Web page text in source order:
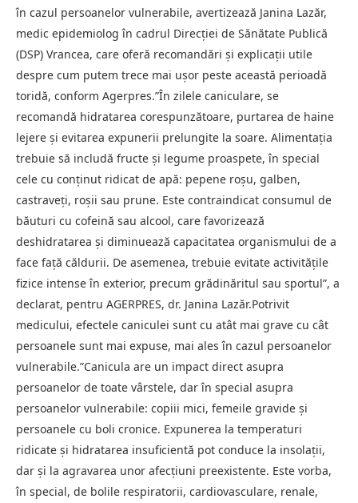
în cazul persoanelor vulnerabile, avertizează Janina Lazăr,
medic epidemiolog în cadrul Direcţiei de Sănătate Publică
(DSP) Vrancea, care oferă recomandări şi explicaţii utile
despre cum putem trece mai uşor peste această perioadă
toridă, conform Agerpres.”În zilele caniculare, se
recomandă hidratarea corespunzătoare, purtarea de haine
lejere şi evitarea expunerii prelungite la soare. Alimentaţia
trebuie să includă fructe şi legume proaspete, în special
cele cu conţinut ridicat de apă: pepene roşu, galben,
castraveţi, roşii sau prune. Este contraindicat consumul de
băuturi cu cofeină sau alcool, care favorizează
deshidratarea şi diminuează capacitatea organismului de a
face faţă căldurii. De asemenea, trebuie evitate activităţile
fizice intense în exterior, precum grădinăritul sau sportul”, a
declarat, pentru AGERPRES, dr. Janina Lazăr.Potrivit
medicului, efectele caniculei sunt cu atât mai grave cu cât
persoanele sunt mai expuse, mai ales în cazul persoanelor
vulnerabile.”Canicula are un impact direct asupra
persoanelor de toate vârstele, dar în special asupra
persoanelor vulnerabile: copiii mici, femeile gravide şi
persoanele cu boli cronice. Expunerea la temperaturi
ridicate şi hidratarea insuficientă pot conduce la insolaţii,
dar şi la agravarea unor afecţiuni preexistente. Este vorba,
în special, de bolile respiratorii, cardiovasculare, renale,